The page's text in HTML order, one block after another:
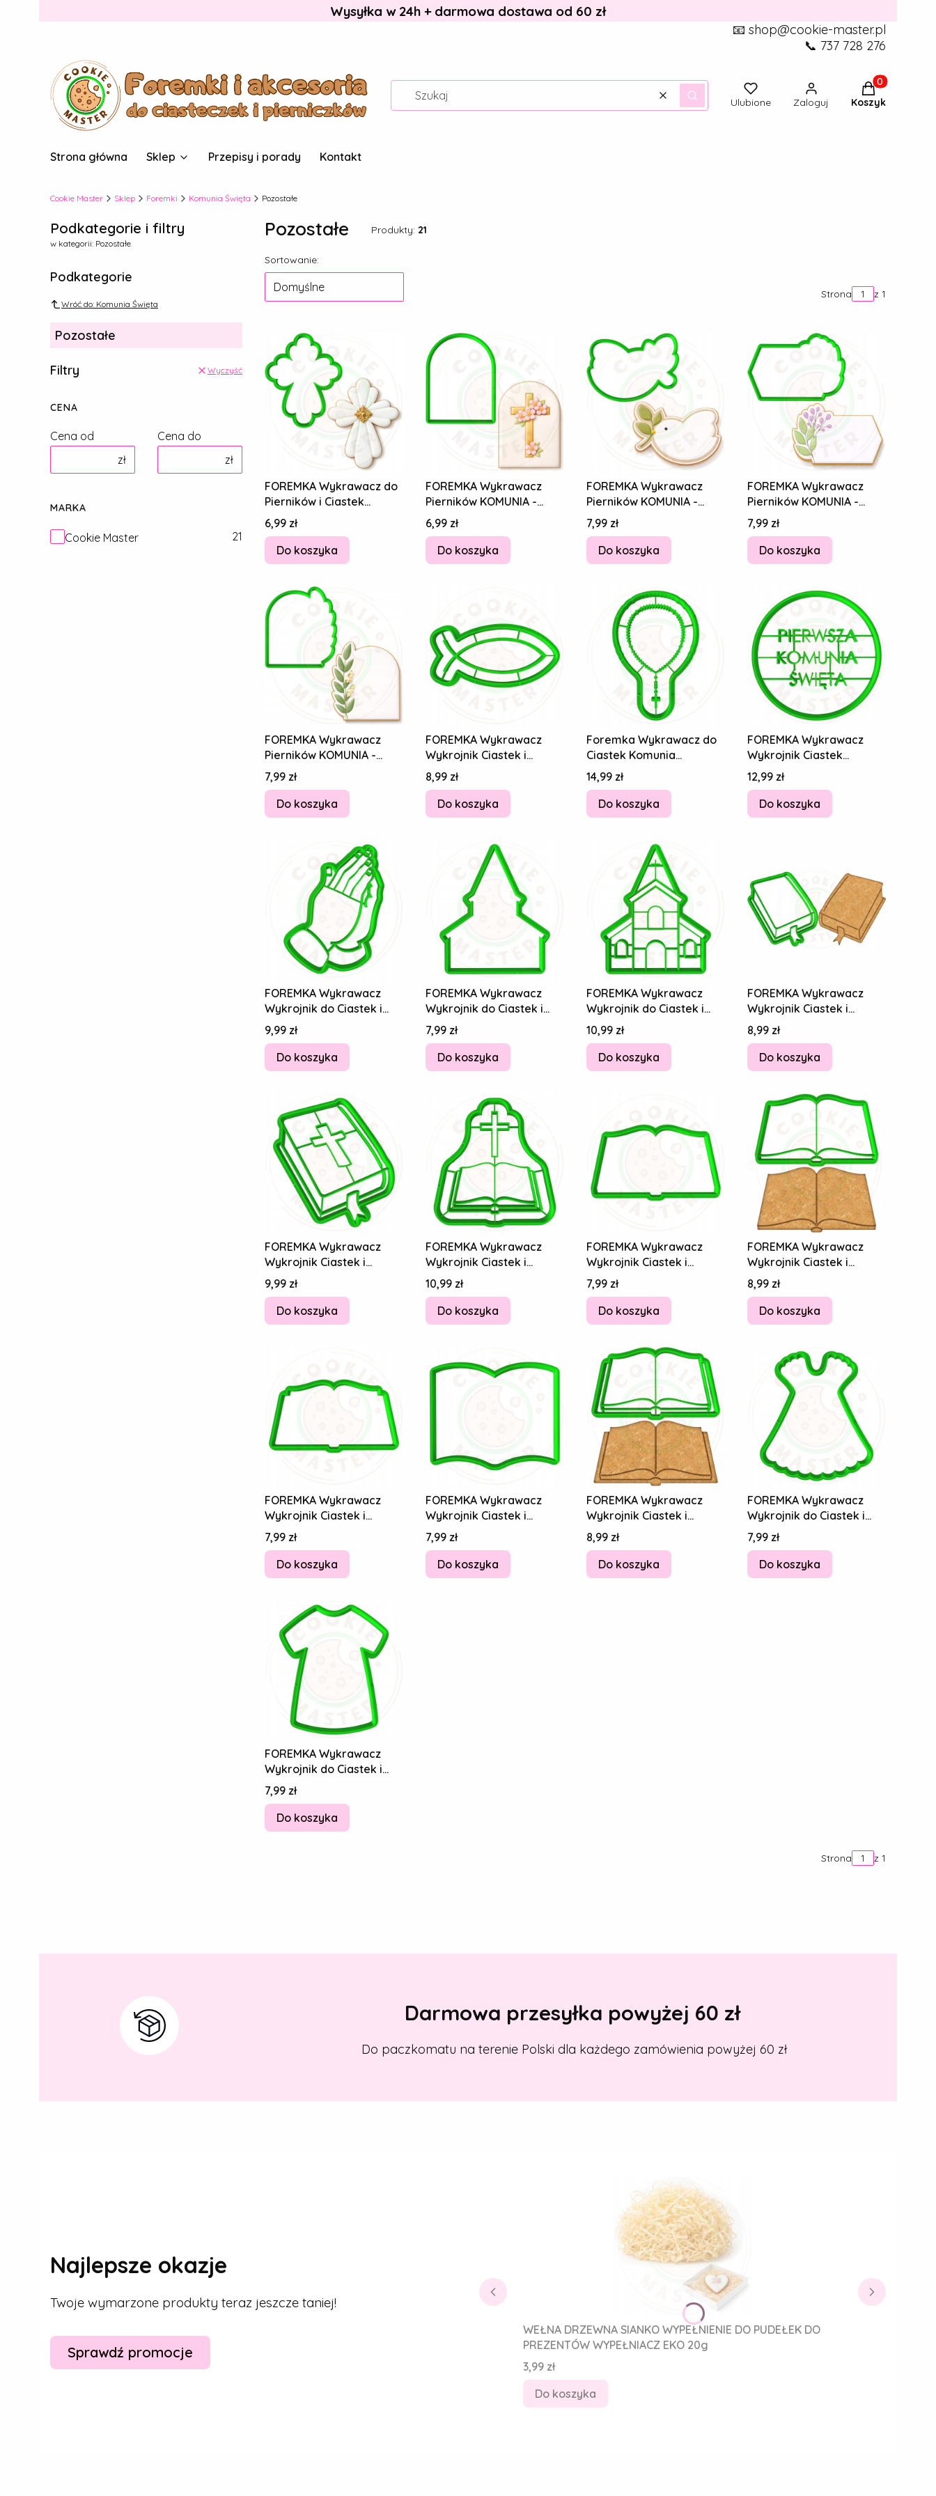
Wysyłka w 24h + darmowa dostawa od 60 zł
📧 shop@cookie-master.pl
📞 737 728 276
WyczyśćSzukaj Ulubione Zaloguj
Produkty w
Koszyk
Strona główna Sklep Przepisy i porady Kontakt
Cookie Master Sklep Foremki Komunia Święta Pozostałe
Podkategorie i filtry
w kategorii: Pozostałe
Podkategorie
Wróć do: Komunia Święta
Pozostałe
Filtry Wyczyść
CENA
Cena od
zł
Cena do
zł
MARKA
Marka
Cookie Master 21
Pozostałe Produkty: 21
Lista produktów
Sortowanie:
Domyślne Strona z 1
FOREMKA Wykrawacz do
Pierników i Ciastek
KOMUNIA - Krzyż 8cm +
Przepisy
Cena
6,99 zł
Do koszyka
FOREMKA Wykrawacz
Pierników KOMUNIA -
Etykieta Plakietka Ramka
życzenia 8cm
Cena
6,99 zł
Do koszyka
FOREMKA Wykrawacz
Pierników KOMUNIA -
Etykieta Plakietka Ramka
Gołąbek 9cm
Cena
7,99 zł
Do koszyka
FOREMKA Wykrawacz
Pierników KOMUNIA -
Etykieta Plakietka Ramka
życzenia 9cm
Cena
7,99 zł
Do koszyka
FOREMKA Wykrawacz
Pierników KOMUNIA -
Etykieta Plakietka Ramka
życzenia 8cm
Cena
7,99 zł
Do koszyka
FOREMKA Wykrawacz
Wykrojnik Ciastek i
Pierników KOMUNIA
Symbol Ryby Ichthys
Cena
8,99 zł
Do koszyka
Foremka Wykrawacz do
Ciastek Komunia
Różaniec 1
Cena
14,99 zł
Do koszyka
FOREMKA Wykrawacz
Wykrojnik Ciastek
Pierników Napis Pierwsza
Komunia Święta
Cena
12,99 zł
Do koszyka
FOREMKA Wykrawacz
Wykrojnik do Ciastek i
Pierników KOMUNIA -
Modlitwa
Cena
9,99 zł
Do koszyka
FOREMKA Wykrawacz
Wykrojnik do Ciastek i
Pierników KOMUNIA -
Kościół 8cm
Cena
7,99 zł
Do koszyka
FOREMKA Wykrawacz
Wykrojnik do Ciastek i
Pierników KOMUNIA -
Kościół 8cm
Cena
10,99 zł
Do koszyka
FOREMKA Wykrawacz
Wykrojnik Ciastek i
Pierników KOMUNIA Pismo
Święte Biblia
Cena
8,99 zł
Do koszyka
FOREMKA Wykrawacz
Wykrojnik Ciastek i
Pierników KOMUNIA Pismo
Święte Biblia
Cena
9,99 zł
Do koszyka
FOREMKA Wykrawacz
Wykrojnik Ciastek i
Pierników KOMUNIA Pismo
Święte Biblia
Cena
10,99 zł
Do koszyka
FOREMKA Wykrawacz
Wykrojnik Ciastek i
Pierników KOMUNIA Pismo
Święte Biblia
Cena
7,99 zł
Do koszyka
FOREMKA Wykrawacz
Wykrojnik Ciastek i
Pierników KOMUNIA Pismo
Święte Biblia
Cena
8,99 zł
Do koszyka
FOREMKA Wykrawacz
Wykrojnik Ciastek i
Pierników KOMUNIA Pismo
Święte Biblia
Cena
7,99 zł
Do koszyka
FOREMKA Wykrawacz
Wykrojnik Ciastek i
Pierników KOMUNIA Pismo
Święte Biblia
Cena
7,99 zł
Do koszyka
FOREMKA Wykrawacz
Wykrojnik Ciastek i
Pierników KOMUNIA Pismo
Święte Biblia
Cena
8,99 zł
Do koszyka
FOREMKA Wykrawacz
Wykrojnik do Ciastek i
Pierników KOMUNIA -Alba
Suknia 8cm
Cena
7,99 zł
Do koszyka
FOREMKA Wykrawacz
Wykrojnik do Ciastek i
Pierników KOMUNIA -Alba
Suknia 8cm
Cena
7,99 zł
Do koszyka
Strona z 1
Darmowa przesyłka powyżej 60 zł
Do paczkomatu na terenie Polski dla każdego zamówienia powyżej 60 zł
Najlepsze okazje
Twoje wymarzone produkty teraz jeszcze taniej!
Sprawdź promocje
WEŁNA DRZEWNA SIANKO WYPEŁNIENIE DO PUDEŁEK DO
PREZENTÓW WYPEŁNIACZ EKO 20g
Cena
3,99 zł
Do koszyka